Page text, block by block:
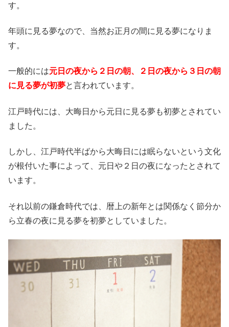
す。
年頭に見る夢なので、当然お正月の間に見る夢になりま
す。
一般的には元日の夜から２日の朝、２日の夜から３日の朝
に見る夢が初夢と言われています。
江戸時代には、大晦日から元日に見る夢も初夢とされてい
ました。
しかし、江戸時代半ばから大晦日には眠らないという文化
が根付いた事によって、元日や２日の夜になったと されて
います。
それ以前の鎌倉時代では、暦上の新年とは関係なく節分か
ら立春の夜に見る夢を初夢としていました。